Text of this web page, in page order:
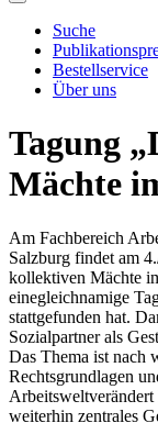
Suche
Bestellservice
Über uns
Tagung
Mächte
Am Fachbereich
Salzburg findet am
kollektiven Mächte
einegleichnamige
stattgefunden hat.
Sozialpartner als
Das Thema ist nach
Rechtsgrundlagen
weiterhin zentrales